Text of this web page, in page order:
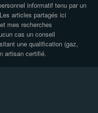
informatif tenu par un
articles partagés ici
mes recherches
cas un conseil
une qualification (gaz,
artisan certifié.